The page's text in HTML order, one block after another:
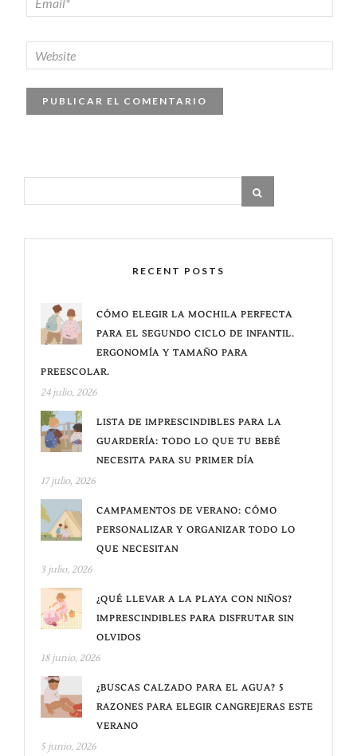
RECENT POSTS
CÓMO ELEGIR LA MOCHILA PERFECTA
PARA EL SEGUNDO CICLO DE INFANTIL.
ERGONOMÍA Y TAMAÑO PARA
PREESCOLAR.
24 julio, 2026
LISTA DE IMPRESCINDIBLES PARA LA
GUARDERÍA: TODO LO QUE TU BEBÉ
NECESITA PARA SU PRIMER DÍA
17 julio, 2026
CAMPAMENTOS DE VERANO: CÓMO
PERSONALIZAR Y ORGANIZAR TODO LO
QUE NECESITAN
3 julio, 2026
¿QUÉ LLEVAR A LA PLAYA CON NIÑOS?
IMPRESCINDIBLES PARA DISFRUTAR SIN
OLVIDOS
18 junio, 2026
¿BUSCAS CALZADO PARA EL AGUA? 5
RAZONES PARA ELEGIR CANGREJERAS ESTE
VERANO
5 junio, 2026